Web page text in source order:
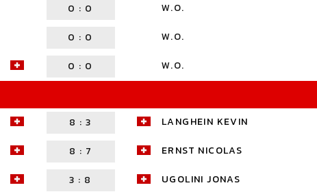
0 : 0 W.O.
0 : 0 W.O.
0 : 0
W.O.
8 :3 LANGHEIN KEVIN
8 : 7 ERNST NICOLAS
3 : 8 UGOLINI JONAS